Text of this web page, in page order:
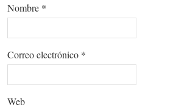
Nombre *
Correo electrónico *
Web